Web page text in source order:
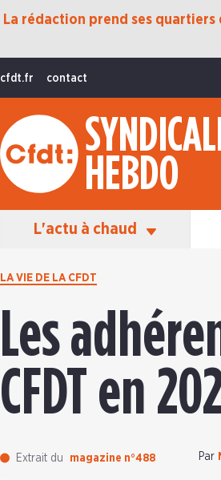
La rédaction prend ses quartiers
cfdt.fr contact
HEBDO
L'actu à chaud
Protection Sociale
International
La Vie De La CFDT
Les Équipes En Action
LA VIE DE LA CFDT
Les
CFDT en
Extrait du magazine n°488 Par